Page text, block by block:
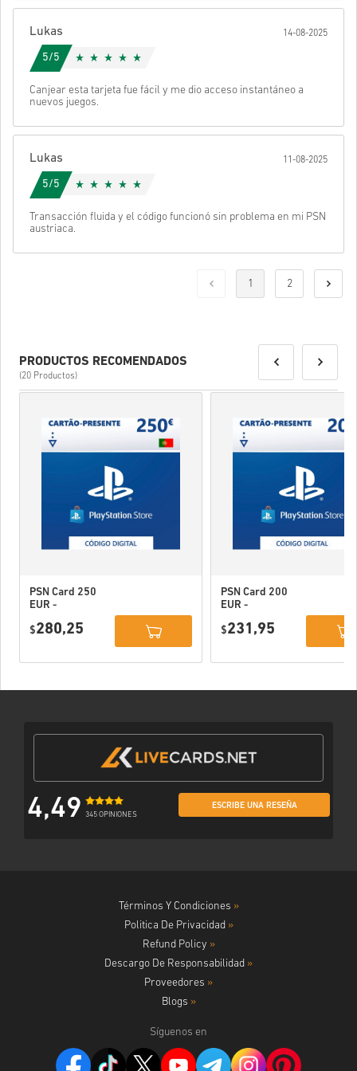
Lukas 14-08-2025
5/5
Canjear esta tarjeta fue fácil y me dio acceso instantáneo a
nuevos juegos.
Lukas 11-08-2025
5/5
Transacción fluida y el código funcionó sin problema en mi PSN
austriaca.
1 2
PRODUCTOS RECOMENDADOS
(20 Productos)
PSN Card 250
EUR -
Network
$280,25
PSN Card 200
EUR -
Network
$231,95
4,49 345 OPINIONES
ESCRIBE UNA RESEÑA
Términos Y Condiciones »
Politica De Privacidad »
Refund Policy »
Descargo De Responsabilidad »
Proveedores »
Blogs »
Síguenos en